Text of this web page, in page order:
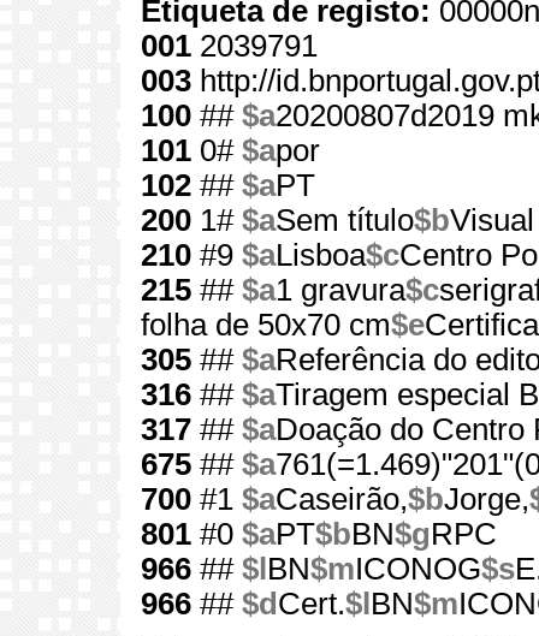
Etiqueta de registo:
001 2039791
003 http://
100 ## $a20200807d2019
101 0# $apor
102 ## $aPT
200 1# $aSem título$b
210 #9 $aLisboa$cCentro
215 ## $a1 gravura$c
folha de 50x70 cm$e
305 ## $aReferência do
316 ## $aTiragem especial
317 ## $aDoação do Centro
675 ## $a
700 #1 $aCaseirão,$bJorge,
801 #0 $aPT$bBN$gRPC
966 ## $l BN$mICONOG$s
966 ## $d Cert.$l BN$m